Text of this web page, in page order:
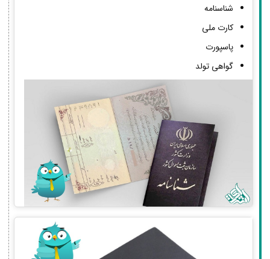
شناسنامه
کارت ملی
پاسپورت
گواهی تولد